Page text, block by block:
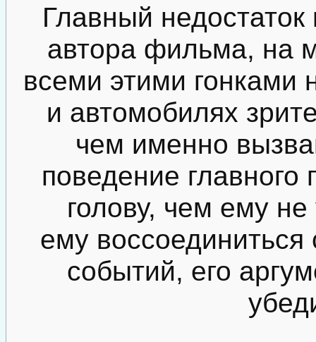
Главный
автора фильма, на
всеми этими гонками
и автомобилях
чем именно
поведение главного
голову, чем ему
ему
событий, его